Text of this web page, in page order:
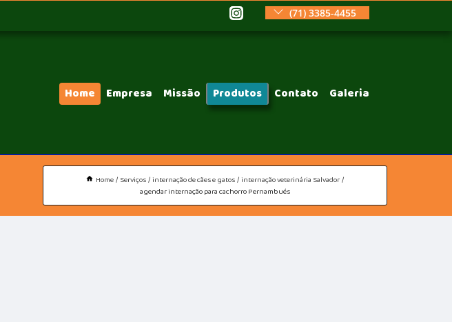
(71) 3385-4455
Home Empresa Missão Produtos Contato Galeria
Home Serviços internação de cães e gatos internação veterinária Salvador
agendar internação para cachorro Pernambués